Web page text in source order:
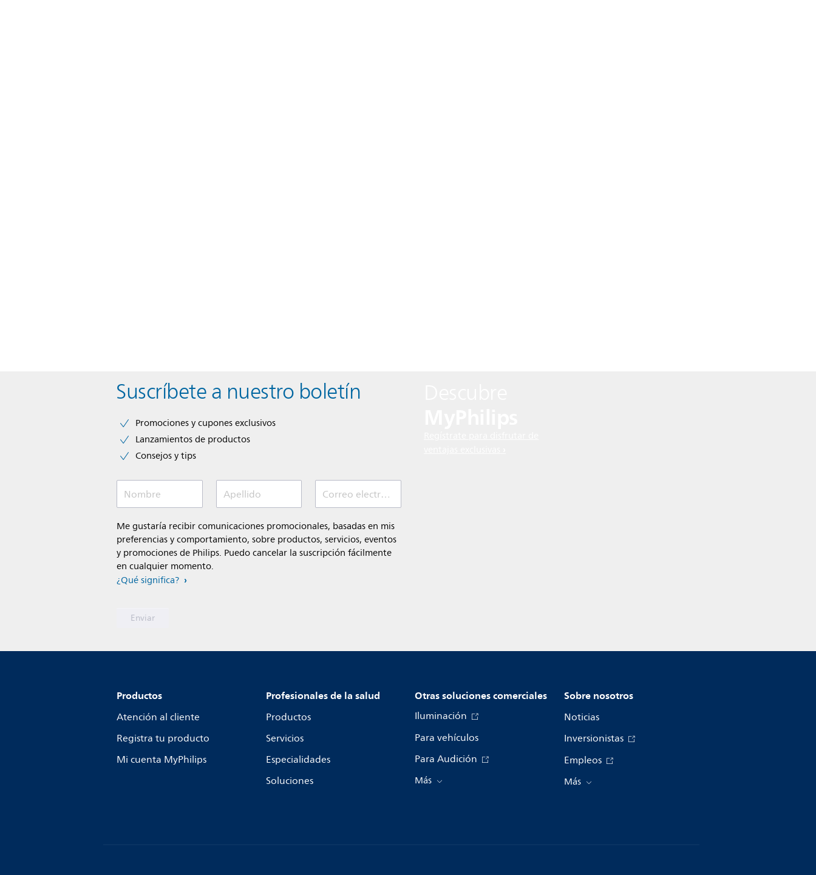
Suscríbete a nuestro boletín
Promociones y cupones exclusivos
Lanzamientos de productos
Consejos y tips
Nombre Apellido Correo electrónico (Obligatorio)
Me gustaría recibir comunicaciones promocionales, basadas en mis
preferencias y comportamiento, sobre productos, servicios, eventos
y promociones de Philips. Puedo cancelar la suscripción fácilmente
en cualquier momento.
¿Qué significa?
Productos
Atención al cliente
Registra tu producto
Mi cuenta MyPhilips
Profesionales de la salud
Productos
Servicios
Especialidades
Soluciones
Otras soluciones comerciales
Iluminación
Para vehículos
Para Audición
Más
Sobre nosotros
Noticias
Inversionistas
Empleos
Más